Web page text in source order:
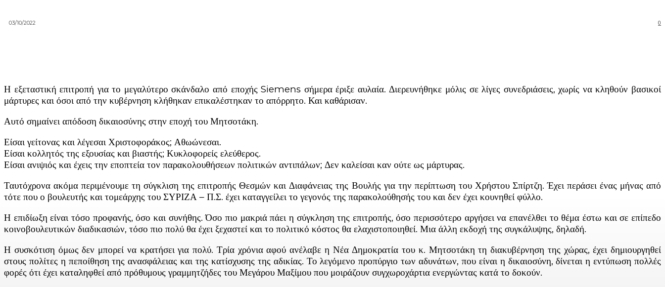
0
03/10/2022
Η εξεταστική επιτροπή για το μεγαλύτερο σκάνδαλο από εποχής Siemens σήμερα έριξε αυλαία. Διερευνήθηκε μόλις σε λίγες συνεδριάσεις, χωρίς να κληθούν βασικοί
μάρτυρες και όσοι από την κυβέρνηση κλήθηκαν επικαλέστηκαν το απόρρητο. Και καθάρισαν.
Αυτό σημαίνει απόδοση δικαιοσύνης στην εποχή του Μητσοτάκη.
Είσαι γείτονας και λέγεσαι Χριστοφοράκος; Αθωώνεσαι.
Είσαι κολλητός της εξουσίας και βιαστής; Κυκλοφορείς ελεύθερος.
Είσαι ανιψιός και έχεις την εποπτεία τον παρακολουθήσεων πολιτικών αντιπάλων; Δεν καλείσαι καν ούτε ως μάρτυρας.
Ταυτόχρονα ακόμα περιμένουμε τη σύγκλιση της επιτροπής Θεσμών και Διαφάνειας της Βουλής για την περίπτωση του Χρήστου Σπίρτζη. Έχει περάσει ένας μήνας από
τότε που ο βουλευτής και τομεάρχης του ΣΥΡΙΖΑ – Π.Σ. έχει καταγγείλει το γεγονός της παρακολούθησής του και δεν έχει κουνηθεί φύλλο.
Η επιδίωξη είναι τόσο προφανής, όσο και συνήθης. Όσο πιο μακριά πάει η σύγκληση της επιτροπής, όσο περισσότερο αργήσει να επανέλθει το θέμα έστω και σε επίπεδο
κοινοβουλευτικών διαδικασιών, τόσο πιο πολύ θα έχει ξεχαστεί και το πολιτικό κόστος θα ελαχιστοποιηθεί. Μια άλλη εκδοχή της συγκάλυψης, δηλαδή.
Η συσκότιση όμως δεν μπορεί να κρατήσει για πολύ. Τρία χρόνια αφού ανέλαβε η Νέα Δημοκρατία του κ. Μητσοτάκη τη διακυβέρνηση της χώρας, έχει δημιουργηθεί
στους πολίτες η πεποίθηση της ανασφάλειας και της κατίσχυσης της αδικίας. Το λεγόμενο προπύργιο των αδυνάτων, που είναι η δικαιοσύνη, δίνεται η εντύπωση πολλές
φορές ότι έχει καταληφθεί από πρόθυμους γραμμητζήδες του Μεγάρου Μαξίμου που μοιράζουν συγχωροχάρτια ενεργώντας κατά το δοκούν.